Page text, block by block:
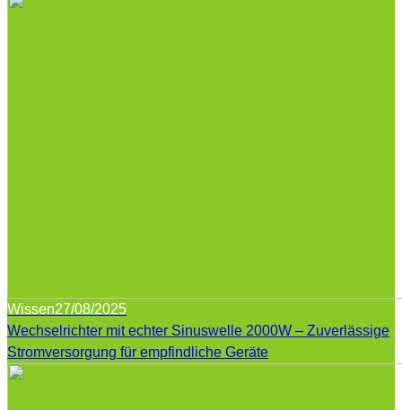
Wissen27/08/2025
Wechselrichter mit echter Sinuswelle 2000W – Zuverlässige
Stromversorgung für empfindliche Geräte